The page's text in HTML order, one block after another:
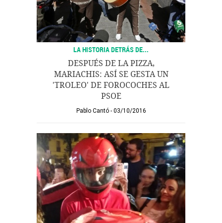
LA HISTORIA DETRÁS DE...
DESPUÉS DE LA PIZZA,
MARIACHIS: ASÍ SE GESTA UN
'TROLEO' DE FOROCOCHES AL
PSOE
Pablo Cantó 03/10/2016